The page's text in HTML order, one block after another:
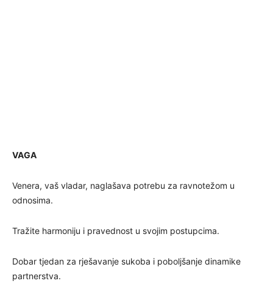
VAGA
Venera, vaš vladar, naglašava potrebu za ravnotežom u
odnosima.
Tražite harmoniju i pravednost u svojim postupcima.
Dobar tjedan za rješavanje sukoba i poboljšanje dinamike
partnerstva.